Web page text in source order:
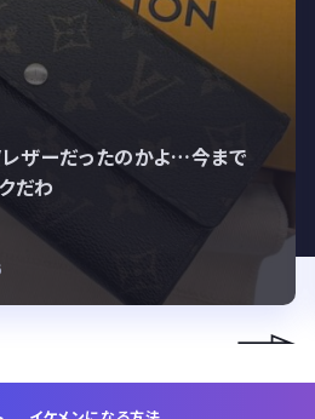
レザーだったのかよ…今まで
だわ